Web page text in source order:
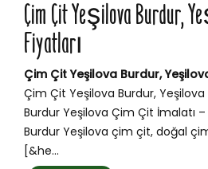
Çim Çit Yeşilova Burdur,
Fiyatları
Çim Çit Yeşilova Burdur,
Çim Çit Yeşilova Burdur, Yeşilova
Burdur Yeşilova Çim Çit İmalatı
Burdur Yeşilova çim çit, doğal
[&he...